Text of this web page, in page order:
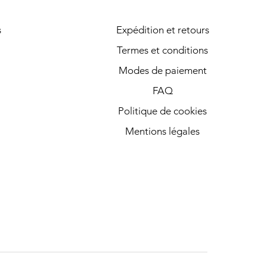
Expédition et retours
Termes et conditions
Modes de paiement
FAQ
Politique de cookies
Mentions légales